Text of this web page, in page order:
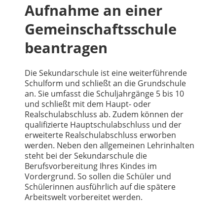
Aufnahme an einer
Gemeinschaftsschule
beantragen
Die Sekundarschule ist eine weiterführende
Schulform und schließt an die Grundschule
an. Sie umfasst die Schuljahrgänge 5 bis 10
und schließt mit dem Haupt- oder
Realschulabschluss ab. Zudem können der
qualifizierte Hauptschulabschluss und der
erweiterte Realschulabschluss erworben
werden. Neben den allgemeinen Lehrinhalten
steht bei der Sekundarschule die
Berufsvorbereitung Ihres Kindes im
Vordergrund. So sollen die Schüler und
Schülerinnen ausführlich auf die spätere
Arbeitswelt vorbereitet werden.